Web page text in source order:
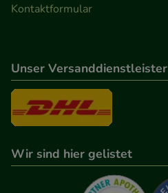
Kontaktformular
Unser Versanddienstleister
Wir sind hier gelistet